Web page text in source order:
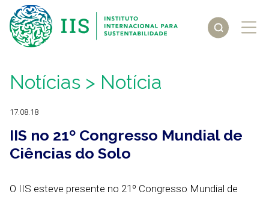
Notícias > Notícia
17.08.18
IIS no 21º Congresso Mundial de
Ciências do Solo
O IIS esteve presente no 21º Congresso Mundial de